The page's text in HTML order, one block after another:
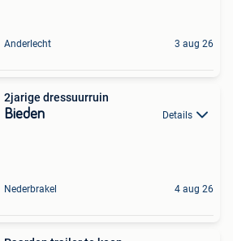
Anderlecht 3 aug 26
2jarige dressuurruin
Bieden Details
Nederbrakel 4 aug 26